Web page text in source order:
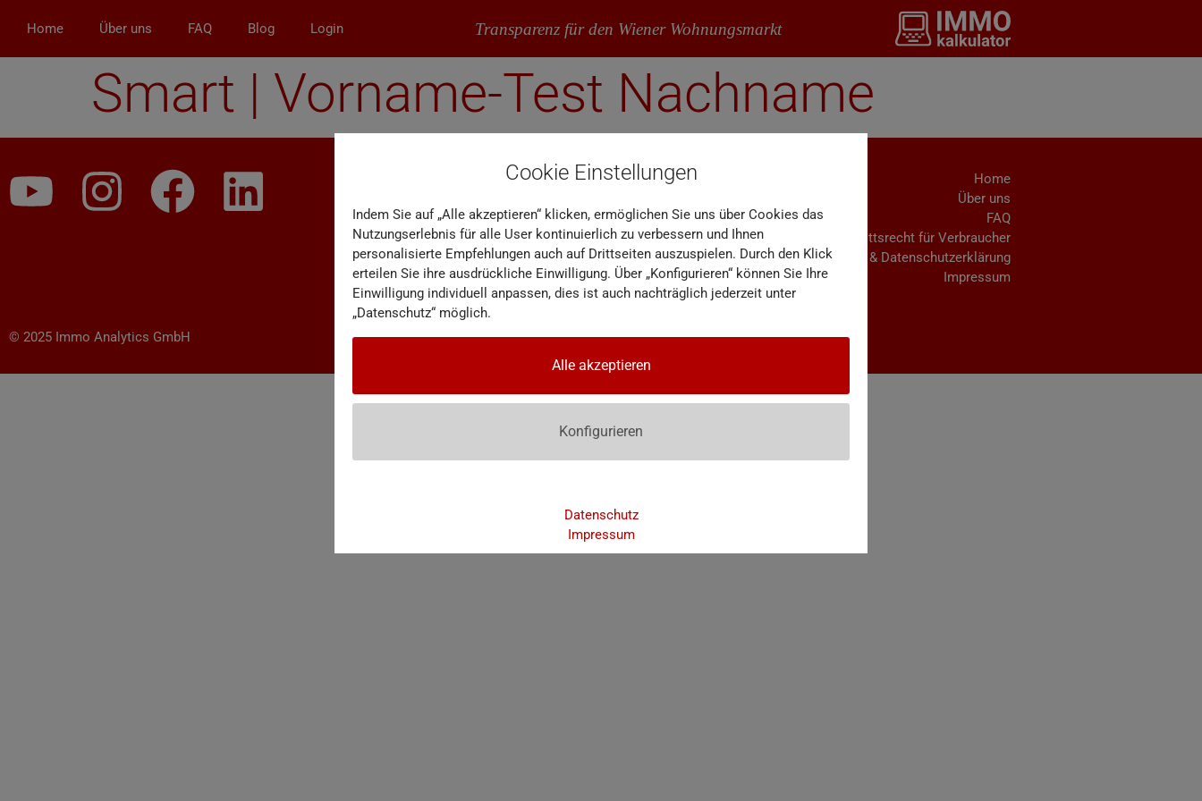
Home Über uns FAQ Blog Login Transparenz für den Wiener Wohnungsmarkt
Smart | Vorname-Test Nachname
Home
Über uns
FAQ
Rücktrittsrecht für Verbraucher
AGB & Datenschutzerklärung
Impressum
© 2025 Immo Analytics GmbH
Cookie Einstellungen
Indem Sie auf „Alle akzeptieren“ klicken, ermöglichen Sie uns über Cookies das
Nutzungserlebnis für alle User kontinuierlich zu verbessern und Ihnen
personalisierte Empfehlungen auch auf Drittseiten auszuspielen. Durch den Klick
erteilen Sie ihre ausdrückliche Einwilligung. Über „Konfigurieren“ können Sie Ihre
Einwilligung individuell anpassen, dies ist auch nachträglich jederzeit unter
„Datenschutz“ möglich.
Alle akzeptieren
Konfigurieren
Datenschutz
Impressum